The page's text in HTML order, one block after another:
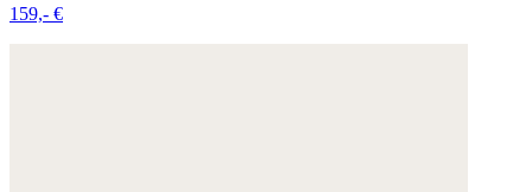
159,- €